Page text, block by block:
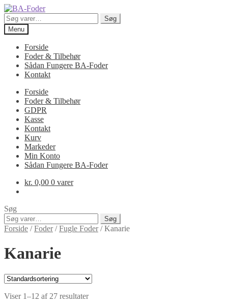
Spring
til
navigation
Spring
til
indhold
Søg
efter:
Søg
Menu
Forside
Foder & Tilbehør
Sådan Fungere BA-Foder
Kontakt
Forside
Foder & Tilbehør
GDPR
Kasse
Kontakt
Kurv
Markeder
Min Konto
Sådan Fungere BA-Foder
kr. 0,00 0 varer
Søg
Søg
efter:
Søg
Forside /Foder/Fugle Foder/Kanarie
Kanarie
Viser 1–12 af 27 resultater